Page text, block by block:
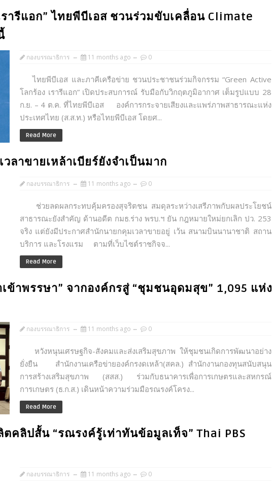
รารีแอก” ไทยพีบีเอส ชวนร่วมขับเคลื่อน Climate
กองบรรณาธิการ 11 months ago 0
ไทยพีบีเอส และภาคีเครือข่าย ชวนประชาชนร่วมกิจกรรม “Green Active
โลกร้อง เรารีแอก” เปิดประสบการณ์ รับมือกับวิกฤตภูมิอากาศ เต็มรูปแบบ 28
ก.ย. – 4 ต.ค. ที่ไทยพีบีเอส องค์การกระจายเสียงและแพร่ภาพสาธารณะแห่ง
ประเทศไทย (ส.ส.ท.) หรือไทยพีบีเอส โดยศ...
Read More
ลาขายเหล้าเบียร์ยังจำเป็นมาก
กองบรรณาธิการ 11 months ago 0
ช่วยลดผลกระทบคุ้มครองสุจริตชน สมดุลระหว่างเสรีภาพกับผลประโยชน์
สาธารณะยังสำคัญ ด้านอดีต กมธ.ร่าง พรบ.ฯ ยัน กฎหมายใหม่ยกเลิก ปว. 253
จริง แต่ยังมีประกาศสำนักนายกคุมเวลาขายอยู่ เว้น สนามบินนานาชาติ สถาน
บริการ และโรงแรม ตามที่เว็บไซต์ราชกิจจ...
Read More
ข้าพรรษา” จากองค์กรสู่ “ชุมชนอุดมสุข” 1,095 แห่ง
กองบรรณาธิการ 11 months ago 0
หวังหนุนเศรษฐกิจ-สังคมและส่งเสริมสุขภาพ ให้ชุมชนเกิดการพัฒนาอย่าง
ยั่งยืน สำนักงานเครือข่ายองค์กรงดเหล้า(สคล.) สำนักงานกองทุนสนับสนุน
การสร้างเสริมสุขภาพ (สสส.) ร่วมกับธนาคารเพื่อการเกษตรและสหกรณ์
การเกษตร (ธ.ก.ส.) เดินหน้าความร่วมมือรณรงค์โครง...
Read More
คลิปสั้น “รณรงค์รู้เท่าทันข้อมูลเท็จ” Thai PBS
กองบรรณาธิการ 11 months ago 0